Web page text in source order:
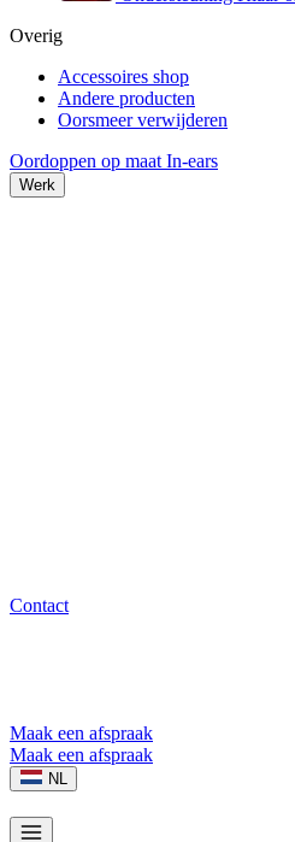
Overig
Accessoires shop
Andere producten
Oorsmeer verwijderen
Oordoppen op maat In-ears
Werk
Contact
Maak een afspraak
Maak een afspraak
NL